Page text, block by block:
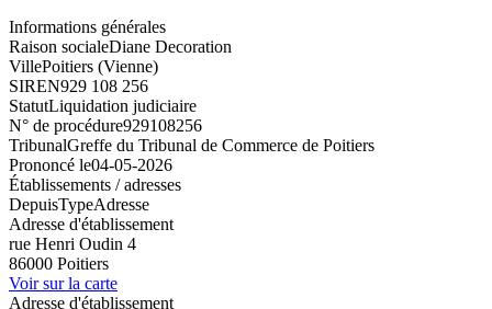
Informations générales
Raison socialeDiane Decoration
VillePoitiers (Vienne)
SIREN929 108 256
StatutLiquidation judiciaire
N° de procédure929108256
TribunalGreffe du Tribunal de Commerce de Poitiers
Prononcé le04-05-2026
Établissements / adresses
DepuisTypeAdresse
Adresse d'établissement
rue Henri Oudin 4
86000 Poitiers
Voir sur la carte
Adresse d'établissement